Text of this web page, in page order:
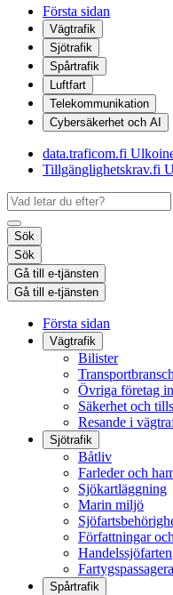
Första sidan
Vägtrafik
Sjötrafik
Spårtrafik
Luftfart
Telekommunikation
Cybersäkerhet och AI
data.traficom.fi
Tillgänglighetskrav.fi
Sök
Sök
Gå till e-tjänsten
Gå till e-tjänsten
Första sidan
Vägtrafik
Bilister
Övriga företag
Säkerhet och
Resande i
Sjötrafik
Båtliv
Farleder och
Sjökartläggning
Marin miljö
Författningar
Handelssjöfarten
Spårtrafik